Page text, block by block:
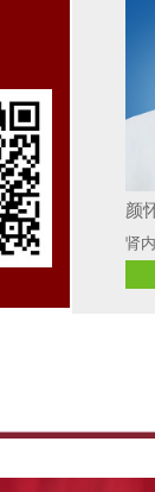
颜
肾